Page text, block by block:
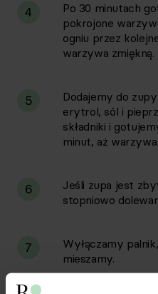
4
Po 30 minutach
pokrojone
ogniu przez
warzywa zmiękną.
5
Dodajemy do
erytrol, sól i
składniki i
minut, aż
6
Jeśli zupa jest
stopniowo
7
Wyłączamy
mieszamy.